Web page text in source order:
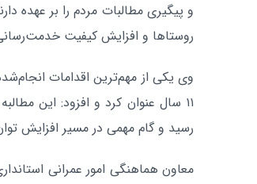
و پیگیری مطالبات مردم را بر عهده
روستاها و افزایش کیفیت
۱۱ سال عنوان کرد و افزود: این
رسید و گام مهمی در مسیر افزایش
معاون هماهنگی امور عمرانی